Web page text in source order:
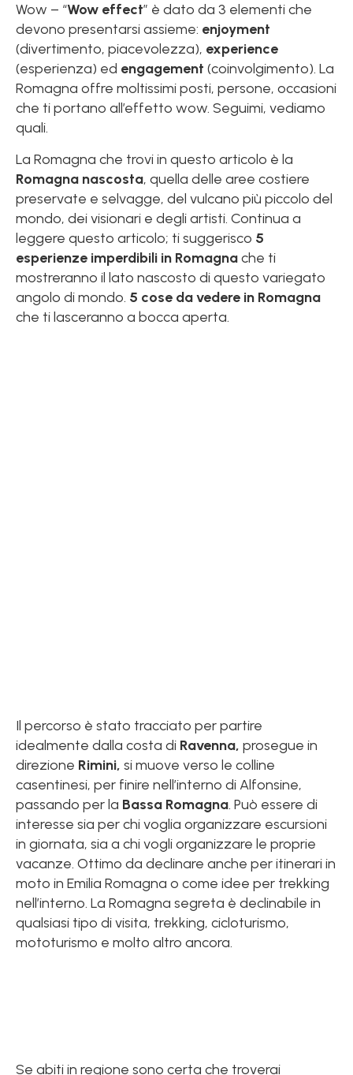
Wow – “Wow effect” è dato da 3 elementi che
devono presentarsi assieme: enjoyment
(divertimento, piacevolezza), experience
(esperienza) ed engagement (coinvolgimento). La
Romagna offre moltissimi posti, persone, occasioni
che ti portano all’effetto wow. Seguimi, vediamo
quali.
La Romagna che trovi in questo articolo è la
Romagna nascosta, quella delle aree costiere
preservate e selvagge, del vulcano più piccolo del
mondo, dei visionari e degli artisti. Continua a
leggere questo articolo; ti suggerisco 5
esperienze imperdibili in Romagnache ti
mostreranno il lato nascosto di questo variegato
angolo di mondo. 5 cose da vedere in Romagna
che ti lasceranno a bocca aperta.
Il percorso è stato tracciato per partire
idealmente dalla costa di Ravenna, prosegue in
direzione Rimini, si muove verso le colline
casentinesi, per finire nell’interno di Alfonsine,
passando per la Bassa Romagna. Può essere di
interesse sia per chi voglia organizzare escursioni
in giornata, sia a chi vogli organizzare le proprie
vacanze. Ottimo da declinare anche per itinerari in
moto in Emilia Romagna o come idee per trekking
nell’interno. La Romagna segreta è declinabile in
qualsiasi tipo di visita, trekking, cicloturismo,
mototurismo e molto altro ancora.
Se abiti in regione sono certa che troverai